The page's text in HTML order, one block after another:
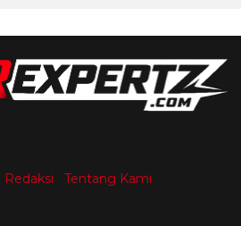
Redaksi
Tentang Kami